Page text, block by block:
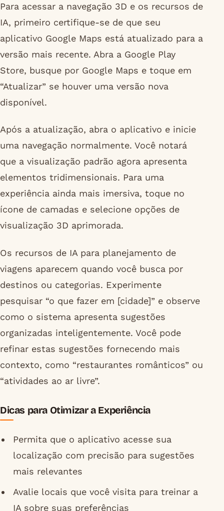
Para acessar a navegação 3D e os recursos de
IA, primeiro certifique-se de que seu
aplicativo Google Maps está atualizado para a
versão mais recente. Abra a Google Play
Store, busque por Google Maps e toque em
“Atualizar” se houver uma versão nova
disponível.
Após a atualização, abra o aplicativo e inicie
uma navegação normalmente. Você notará
que a visualização padrão agora apresenta
elementos tridimensionais. Para uma
experiência ainda mais imersiva, toque no
ícone de camadas e selecione opções de
visualização 3D aprimorada.
Os recursos de IA para planejamento de
viagens aparecem quando você busca por
destinos ou categorias. Experimente
pesquisar “o que fazer em [cidade]” e observe
como o sistema apresenta sugestões
organizadas inteligentemente. Você pode
refinar estas sugestões fornecendo mais
contexto, como “restaurantes românticos” ou
“atividades ao ar livre”.
Dicas para Otimizar a Experiência
Permita que o aplicativo acesse sua
localização com precisão para sugestões
mais relevantes
Avalie locais que você visita para treinar a
IA sobre suas preferências